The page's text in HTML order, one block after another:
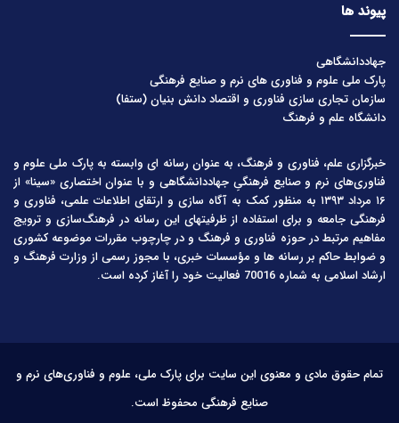
پیوند ها
جهاددانشگاهی
پارک ملی علوم و فناوری های نرم و صنایع فرهنگی
سازمان تجاری سازی فناوری و اقتصاد دانش بنیان (ستفا)
دانشگاه علم و فرهنگ
خبرگزاری علم، فناوری و فرهنگ، به عنوان رسانه ای وابسته به پارک ملی علوم و
فناوری‌های نرم و صنایع فرهنگیِ جهاددانشگاهی و با عنوان اختصاری «سینا» از
۱۶ مرداد ۱۳۹۳ به منظور کمک به آگاه سازی و ارتقای اطلاعات علمی، فناوری و
فرهنگی جامعه و برای استفاده از ظرفیتهای این رسانه در فرهنگ‌سازی و ترویج
مفاهیم مرتبط در حوزه فناوری و فرهنگ و در چارچوب مقررات موضوعه کشوری
و ضوابط حاکم بر رسانه ها و مؤسسات خبری، با مجوز رسمی از وزارت فرهنگ و
ارشاد اسلامی به شماره 70016 فعالیت خود را آغاز کرده است.
تمام حقوق مادی و معنوی این سایت برای پارک ملی، علوم و فناوری‌های نرم و
صنایع فرهنگی محفوظ است.